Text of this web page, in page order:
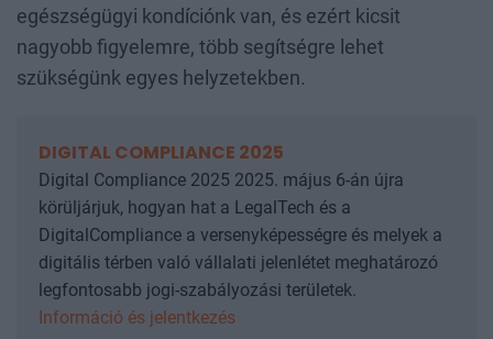
egészségügyi kondíciónk van, és ezért kicsit
nagyobb figyelemre, több segítségre lehet
szükségünk egyes helyzetekben.
DIGITAL COMPLIANCE 2025
Digital Compliance 2025 2025. május 6-án újra
körüljárjuk, hogyan hat a LegalTech és a
DigitalCompliance a versenyképességre és melyek a
digitális térben való vállalati jelenlétet meghatározó
legfontosabb jogi-szabályozási területek.
Információ és jelentkezés